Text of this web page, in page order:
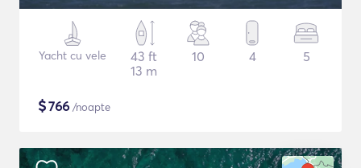
Yacht cu vele
43 ft
13 m
10 4 5
$766 /noapte